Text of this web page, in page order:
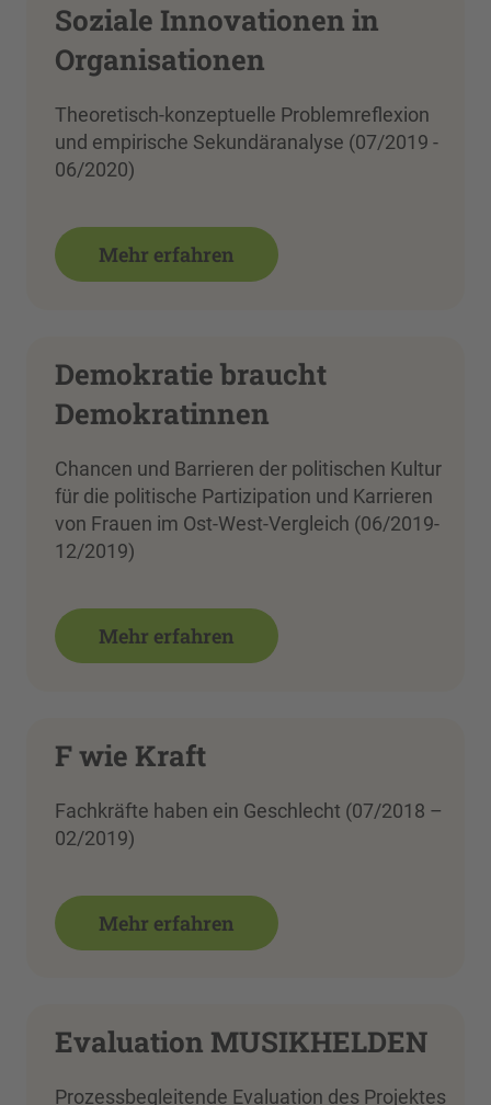
Soziale Innovationen in
Organisationen
Theoretisch-konzeptuelle Problemreflexion
und empirische Sekundäranalyse (07/2019 -
06/2020)
Mehr erfahren
Demokratie braucht
Demokratinnen
Chancen und Barrieren der politischen Kultur
für die politische Partizipation und Karrieren
von Frauen im Ost-West-Vergleich (06/2019-
12/2019)
Mehr erfahren
F wie Kraft
Fachkräfte haben ein Geschlecht (07/2018 –
02/2019)
Mehr erfahren
Evaluation MUSIKHELDEN
Prozessbegleitende Evaluation des Projektes